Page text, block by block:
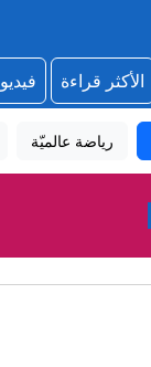
الأكثر قراءة فيديو
رياضة عالميّة